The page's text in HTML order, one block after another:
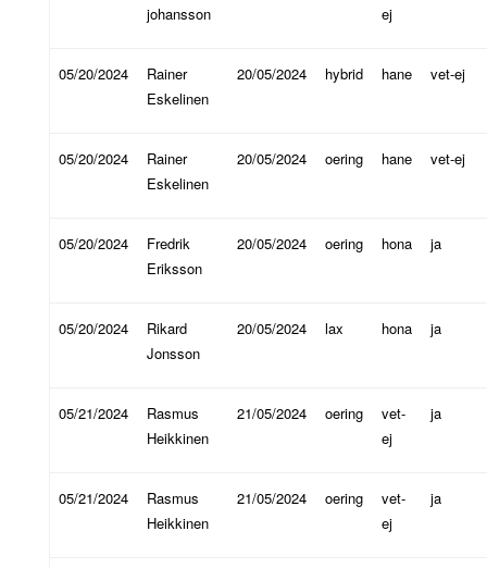
johansson
ej
05/20/2024
Rainer
Eskelinen
20/05/2024 hybrid hane vet-ej
05/20/2024
Rainer
Eskelinen
20/05/2024 oering hane vet-ej
05/20/2024
Fredrik
Eriksson
20/05/2024 oering hona ja
05/20/2024
Rikard
Jonsson
20/05/2024 lax hona ja
05/21/2024
Rasmus
Heikkinen
21/05/2024 oering
vet-
ej
ja
05/21/2024
Rasmus
Heikkinen
21/05/2024 oering
vet-
ej
ja